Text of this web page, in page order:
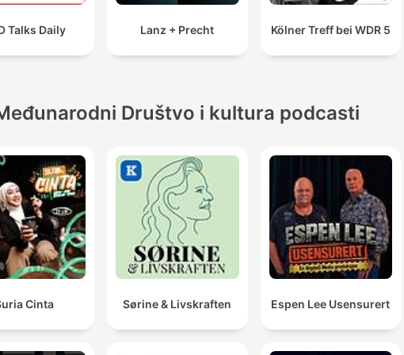
Talks Daily Lanz + Precht Kölner Treff bei WDR 5
Društvo i kultura podcasti
Cinta Sørine & Livskraften Espen Lee Usensurert